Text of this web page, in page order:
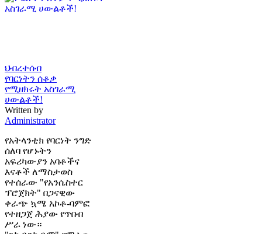
ህብረተሰብ
የባርነትን ሰቆቃ
የሚዘክሩት አስገራሚ
ሀውልቶች!
Written by
Administrator
የአትላንቲክ የባርነት ንግድ
ሰለባ የሆኑትን
አፍሪካውያን አባቶችና
እናቶች ለማስታወስ
የተሰራው "የአንሴስተር
ፕሮጀክት" በጋናዊው
ቀራጭ ኳሜ አኮቶ-ባምፎ
የተዘጋጀ ሕያው የጥበብ
ሥራ ነው።